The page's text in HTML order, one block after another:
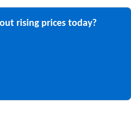
rising prices today?